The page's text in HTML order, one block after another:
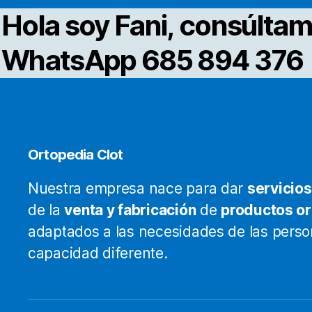
Hola soy Fani,
WhatsApp 685 894 376
Ortopedia Clot
Nuestra empresa nace para dar servicios
de laventa y fabricaciónde productos
adaptados a las necesidades de las
capacidad diferente.